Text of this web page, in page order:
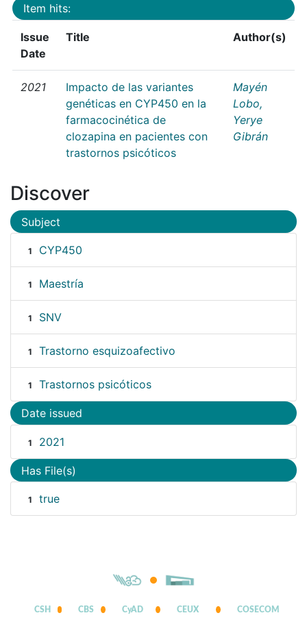
Item hits:
Issue
Date
Title Author(s)
2021
Impacto de las variantes
genéticas en CYP450 en la
farmacocinética de
clozapina en pacientes con
trastornos psicóticos
Mayén
Lobo,
Yerye
Gibrán
Discover
Subject
1 CYP450
1 Maestría
1 SNV
1 Trastorno esquizoafectivo
1 Trastornos psicóticos
Date issued
1 2021
Has File(s)
1 true
CSH CBS CyAD CEUX COSECOM